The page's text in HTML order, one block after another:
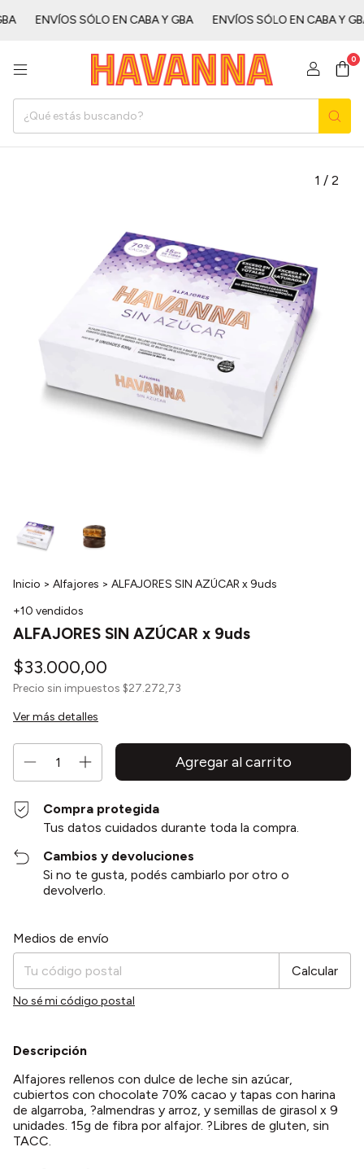
ENVÍOS SÓLO EN CABA Y GBAㅤㅤㅤㅤㅤ ENVÍOS SÓLO EN CABA Y GBAㅤㅤㅤㅤㅤ
0
1 / 2
Inicio > Alfajores > ALFAJORES SIN AZÚCAR x 9uds
+10 vendidos
ALFAJORES SIN AZÚCAR x 9uds
$33.000,00
Precio sin impuestos $27.272,73
Ver más detalles
Compra protegida
Tus datos cuidados durante toda la compra.
Cambios y devoluciones
Si no te gusta, podés cambiarlo por otro o
devolverlo.
Entregas para el CP:
Medios de envío
Calcular
No sé mi código postal
Descripción
Alfajores rellenos con dulce de leche sin azúcar,
cubiertos con chocolate 70% cacao y tapas con harina
de algarroba, ?almendras y arroz, y semillas de girasol x 9
unidades. 15g de fibra por alfajor. ?Libres de gluten, sin
TACC.